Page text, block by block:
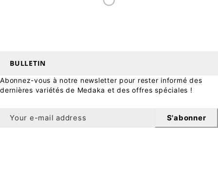
BULLETIN
Abonnez-vous à notre newsletter pour rester informé des
dernières variétés de Medaka et des offres spéciales !
S'abonner